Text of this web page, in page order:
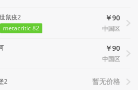
鼠疫2
metacritic 82
￥90
中国区
￥90
中国区
2 暂无价格